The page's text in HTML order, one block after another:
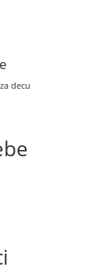
decu